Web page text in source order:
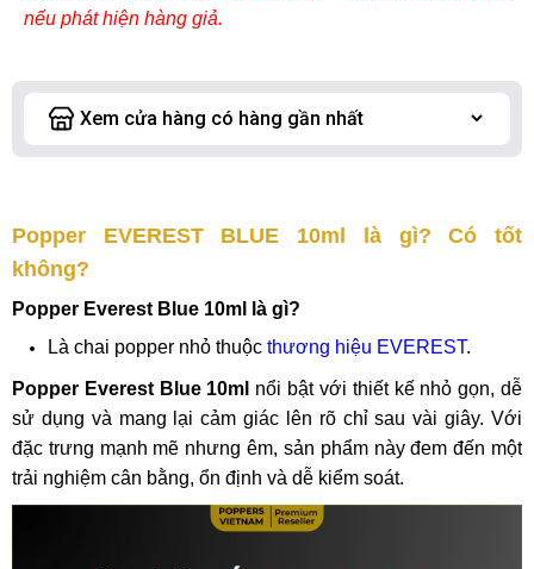
nếu phát hiện hàng giả.
Popper EVEREST BLUE 10ml là gì? Có tốt
không?
Popper Everest Blue 10ml là gì?
Là chai popper nhỏ thuộc thương hiệu EVEREST.
Popper Everest Blue 10ml nổi bật với thiết kế nhỏ gọn, dễ
sử dụng và mang lại cảm giác lên rõ chỉ sau vài giây. Với
đặc trưng mạnh mẽ nhưng êm, sản phẩm này đem đến một
trải nghiệm cân bằng, ổn định và dễ kiểm soát.